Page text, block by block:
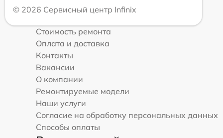
© 2026 Сервисный центр Infinix
Стоимость ремонта
Оплата и доставка
Контакты
Вакансии
О компании
Ремонтируемые модели
Наши услуги
Согласие на обработку персональных данных
Способы оплаты